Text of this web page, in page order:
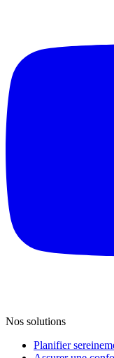
Nos solutions
Planifier